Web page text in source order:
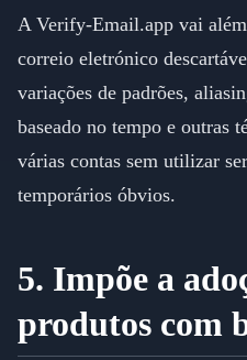
A Verify-Email.app vai
correio eletrónico
variações de padrões,
baseado no tempo e outras
várias contas sem utilizar
temporários óbvios.
5. Impõe a
produtos com